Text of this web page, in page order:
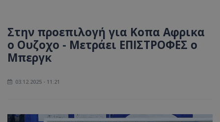
Στην προεπιλογή για Κοπα Αφρικα
ο Ουζοχο - Μετράει ΕΠΙΣΤΡΟΦΕΣ ο
Μπεργκ
03.12.2025 - 11:21